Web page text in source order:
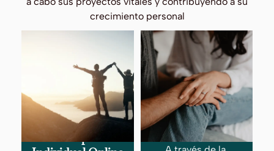
crecimiento personal
Terapia
Terapia de Pareja
Online